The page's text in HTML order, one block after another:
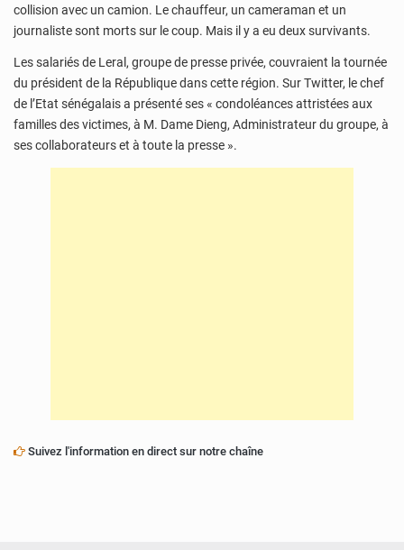
collision avec un camion. Le chauffeur, un cameraman et un
journaliste sont morts sur le coup. Mais il y a eu deux survivants.
Les salariés de Leral, groupe de presse privée, couvraient la tournée
du président de la République dans cette région. Sur Twitter, le chef
de l’Etat sénégalais a présenté ses « condoléances attristées aux
familles des victimes, à M. Dame Dieng, Administrateur du groupe, à
ses collaborateurs et à toute la presse ».
Suivez l'information en direct sur notre chaîne